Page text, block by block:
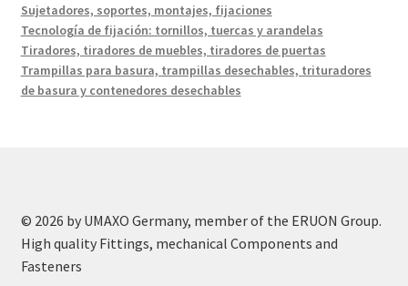
Sujetadores, soportes, montajes, fijaciones
Tecnología de fijación: tornillos, tuercas y arandelas
Tiradores, tiradores de muebles, tiradores de puertas
Trampillas para basura, trampillas desechables, trituradores
de basura y contenedores desechables
© 2026 by UMAXO Germany, member of the ERUON Group.
High quality Fittings, mechanical Components and
Fasteners